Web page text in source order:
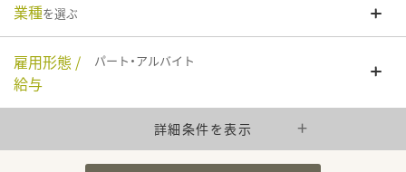
業種を選ぶ
雇用形態 /
給与
パート・アルバイト
詳細条件を表示